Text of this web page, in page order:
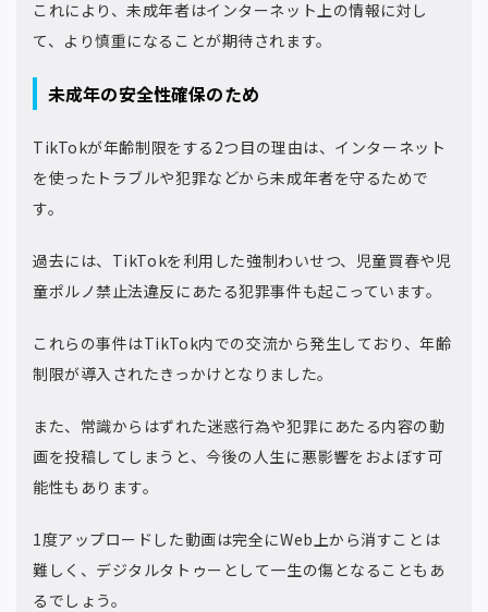
これにより、未成年者はインターネット上の情報に対し
て、より慎重になることが期待されます。
未成年の安全性確保のため
TikTokが年齢制限をする2つ目の理由は、インターネット
を使ったトラブルや犯罪などから未成年者を守るためで
す。
過去には、TikTokを利用した強制わいせつ、児童買春や児
童ポルノ禁止法違反にあたる犯罪事件も起こっています。
これらの事件はTikTok内での交流から発生しており、年齢
制限が導入されたきっかけとなりました。
また、常識からはずれた迷惑行為や犯罪にあたる内容の動
画を投稿してしまうと、今後の人生に悪影響をおよぼす可
能性もあります。
1度アップロードした動画は完全にWeb上から消すことは
難しく、デジタルタトゥーとして一生の傷となることもあ
るでしょう。